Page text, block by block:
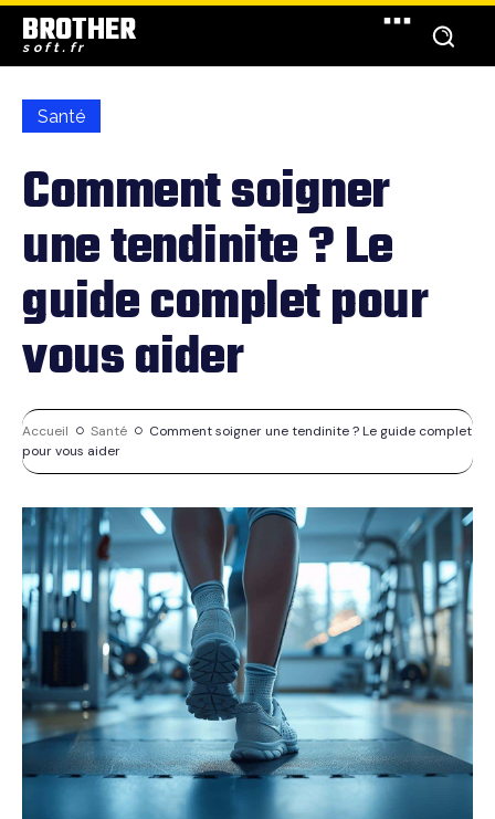
BROTHER
soft.fr
Santé
Comment soigner
une tendinite ? Le
guide complet pour
vous aider
Accueil Santé
Comment soigner une tendinite ? Le guide complet
pour vous aider